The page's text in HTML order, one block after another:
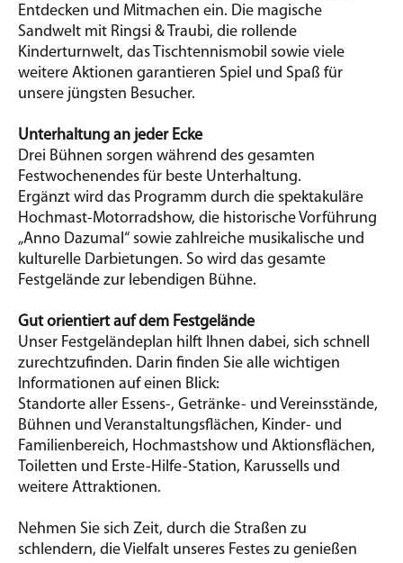
Entdecken und Mitmachen ein. Die magische
Sandwelt mit Ringsi & Traubi, die rollende
Kinderturnwelt, das Tischtennismobil sowie viele
weitere Aktionen garantieren Spiel und Spaß für
unsere jüngsten Besucher.
Unterhaltung an jeder Ecke
Drei Bühnen sorgen während des gesamten
Festwochenendes für beste Unterhaltung.
Ergänzt wird das Programm durch die spektakuläre
Hochmast-Motorradshow, die historische Vorführung
„Anno Dazumal“ sowie zahlreiche musikalische und
kulturelle Darbietungen. So wird das gesamte
Festgelände zur lebendigen Bühne.
Gut orientiert auf dem Festgelände
Unser Festgeländeplan hilft Ihnen dabei, sich schnell
zurechtzufinden. Darin finden Sie alle wichtigen
Informationen auf einen Blick:
Standorte aller Essens-, Getränke- und Vereinsstände,
Bühnen und Veranstaltungsflächen, Kinder- und
Familienbereich, Hochmastshow und Aktionsflächen,
Toiletten und Erste-Hilfe-Station, Karussells und
weitere Attraktionen.
Nehmen Sie sich Zeit, durch die Straßen zu
schlendern, die Vielfalt unseres Festes zu genießen